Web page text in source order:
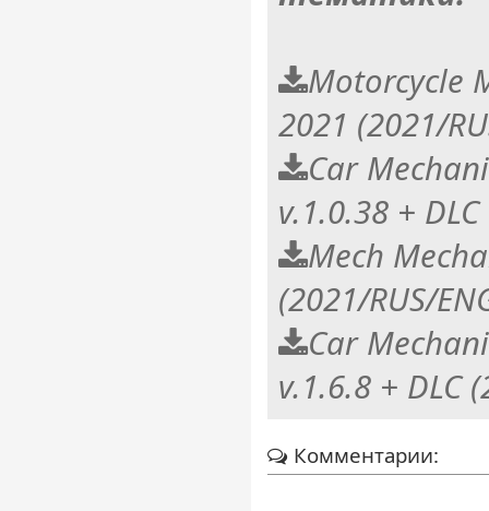
Motorcycle
2021 (2021/
Car
v.1.0.38 +
Mech
(2021/RUS/
Car
v.1.6.8 + DLC
Комментарии: